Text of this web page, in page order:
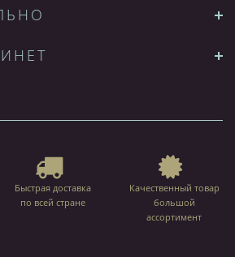
Быстрая доставка
по всей стране
Качественный товар
большой
ассортимент